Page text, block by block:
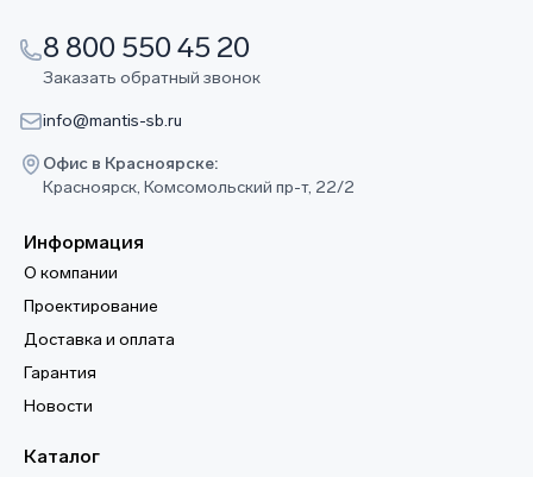
8 800 550 45 20
Заказать обратный звонок
info@mantis-sb.ru
Офис в Красноярске:
Красноярск, Комсомольский пр-т, 22/2
Информация
О компании
Проектирование
Доставка и оплата
Гарантия
Новости
Каталог